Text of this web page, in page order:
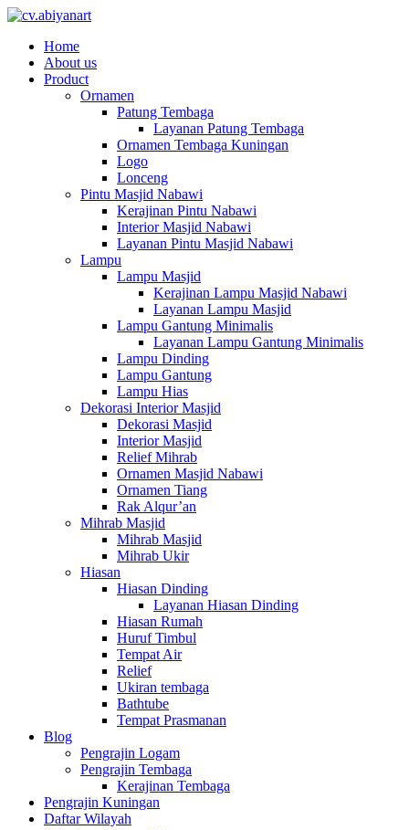
Home
About us
Product
Ornamen
Patung Tembaga
Layanan Patung Tembaga
Ornamen Tembaga Kuningan
Logo
Lonceng
Pintu Masjid Nabawi
Kerajinan Pintu Nabawi
Interior Masjid Nabawi
Layanan Pintu Masjid Nabawi
Lampu
Lampu Masjid
Kerajinan Lampu Masjid Nabawi
Layanan Lampu Masjid
Lampu Gantung Minimalis
Layanan Lampu Gantung Minimalis
Lampu Dinding
Lampu Gantung
Lampu Hias
Dekorasi Interior Masjid
Dekorasi Masjid
Interior Masjid
Relief Mihrab
Ornamen Masjid Nabawi
Ornamen Tiang
Rak Alqur’an
Mihrab Masjid
Mihrab Masjid
Mihrab Ukir
Hiasan
Hiasan Dinding
Layanan Hiasan Dinding
Hiasan Rumah
Huruf Timbul
Tempat Air
Relief
Ukiran tembaga
Bathtube
Tempat Prasmanan
Blog
Pengrajin Logam
Pengrajin Tembaga
Kerajinan Tembaga
Pengrajin Kuningan
Daftar Wilayah